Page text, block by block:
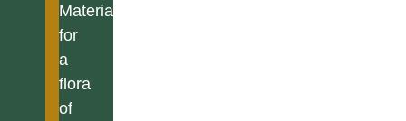
Materials
for
a
flora
of